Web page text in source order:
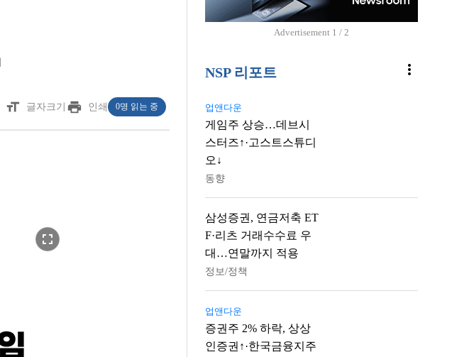
format_size 글자크기 print 인쇄 0명 읽는 중
fullscreen
Advertisement 1 / 2
NSP 리포트 more_vert
업앤다운
게임주 상승…데브시
스터즈↑·고스트스튜디
오↓
동향
삼성증권, 연금저축 ET
F·리츠 거래수수료 우
대…연말까지 적용
정보/정책
업앤다운
증권주 2% 하락, 상상
인증권↑·한국금융지주